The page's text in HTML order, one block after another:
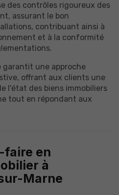
des contrôles rigoureux des
assurant le bon
contribuant ainsi à
et à la conformité
garantit une approche
offrant aux clients une
l'état des biens immobiliers
tout en répondant aux
faire en
à
Marne